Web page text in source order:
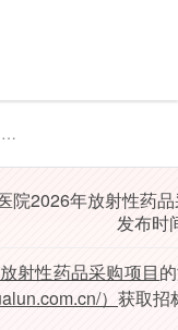
院2026年放射性药
发布时
射性药品采购项目
） 获取招